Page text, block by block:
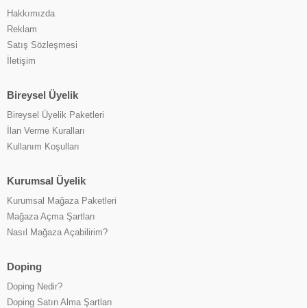
Hakkımızda
Reklam
Satış Sözleşmesi
İletişim
Bireysel Üyelik
Bireysel Üyelik Paketleri
İlan Verme Kuralları
Kullanım Koşulları
Kurumsal Üyelik
Kurumsal Mağaza Paketleri
Mağaza Açma Şartları
Nasıl Mağaza Açabilirim?
Doping
Doping Nedir?
Doping Satın Alma Şartları